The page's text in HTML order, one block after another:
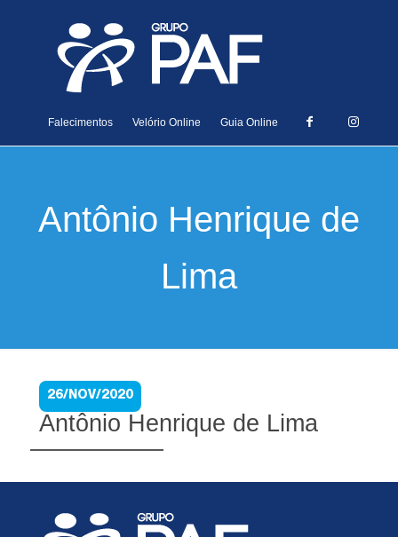
Falecimentos Velório Online Guia Online
Antônio Henrique de
Lima
26/NOV/2020
Antônio Henrique de Lima